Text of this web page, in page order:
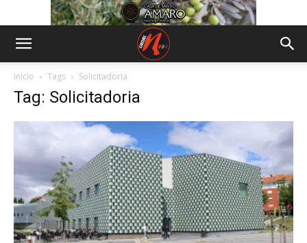
Início Tags Solicitadoria
Tag: Solicitadoria